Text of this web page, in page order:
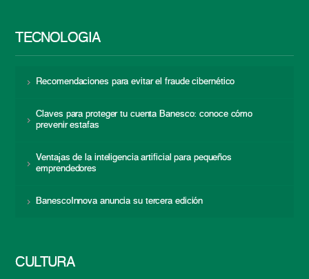
TECNOLOGÍA
Recomendaciones para evitar el fraude cibernético
Claves para proteger tu cuenta Banesco: conoce cómo
prevenir estafas
Ventajas de la inteligencia artificial para pequeños
emprendedores
BanescoInnova anuncia su tercera edición
CULTURA